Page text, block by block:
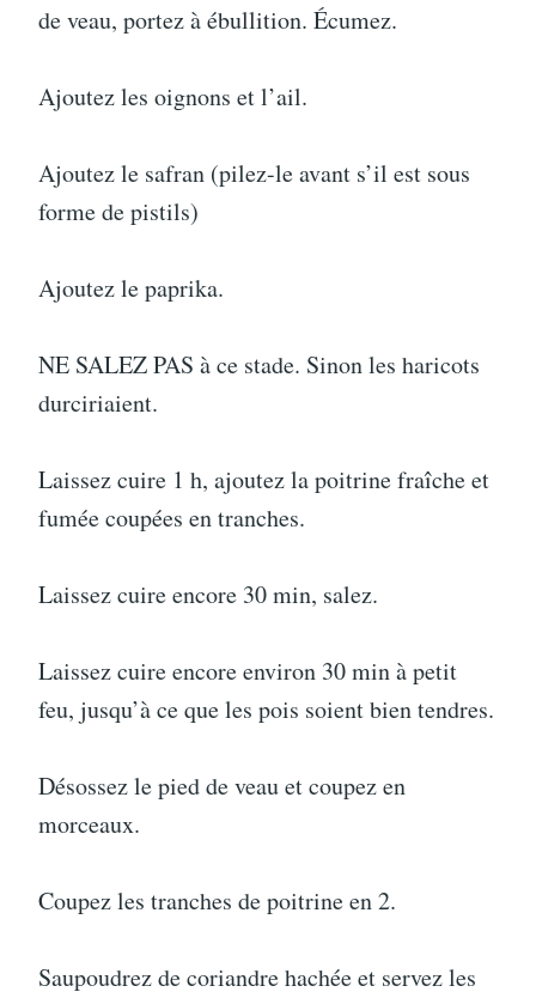
de veau, portez à ébullition. Écumez.
Ajoutez les oignons et l’ail.
Ajoutez le safran (pilez-le avant s’il est sous
forme de pistils)
Ajoutez le paprika.
NE SALEZ PAS à ce stade. Sinon les haricots
durciriaient.
Laissez cuire 1 h, ajoutez la poitrine fraîche et
fumée coupées en tranches.
Laissez cuire encore 30 min, salez.
Laissez cuire encore environ 30 min à petit
feu, jusqu’à ce que les pois soient bien tendres.
Désossez le pied de veau et coupez en
morceaux.
Coupez les tranches de poitrine en 2.
Saupoudrez de coriandre hachée et servez les